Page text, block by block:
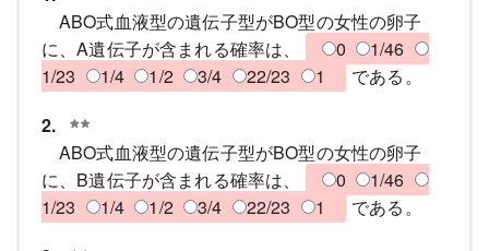
ABO式血液型の遺伝子型がBO型の女性の卵子
に、A遺伝子が含まれる確率は、
0
1/46
1/23
1/4 1/2 3/4 22/23 1
である。
2.
ABO式血液型の遺伝子型がBO型の女性の卵子
に、B遺伝子が含まれる確率は、
0
1/46
1/23
1/4 1/2 3/4 22/23 1
である。